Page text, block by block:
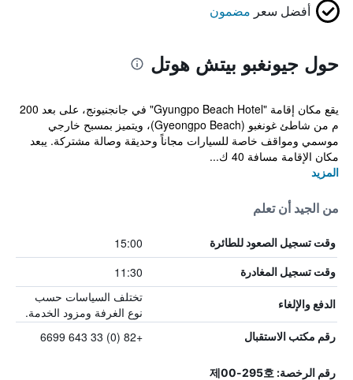
أفضل سعر مضمون
حول جيونغبو بيتش هوتل
يقع مكان إقامة "Gyungpo Beach Hotel" في جانجنيونج، على بعد 200
م من شاطئ غونغبو (Gyeongpo Beach)، ويتميز بمسبح خارجي
موسمي ومواقف خاصة للسيارات مجاناً وحديقة وصالة مشتركة. يبعد
مكان الإقامة مسافة 40 ك...
المزيد
من الجيد أن تعلم
وقت تسجيل الصعود للطائرة 15:00
وقت تسجيل المغادرة 11:30
الدفع والإلغاء
تختلف السياسات حسب
نوع الغرفة ومزود الخدمة.
رقم مكتب الاستقبال +82 (0) 33 643 6699
رقم الرخصة: 제00-295호